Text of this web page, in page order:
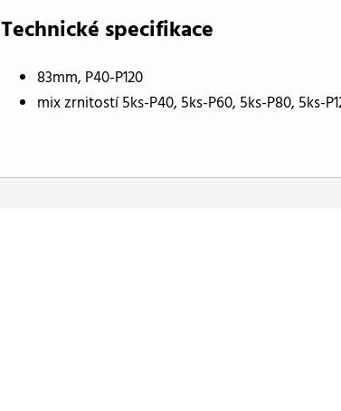
Technické specifikace
83mm, P40-P120
mix zrnitostí 5ks-P40, 5ks-P60, 5ks-P80, 5ks-